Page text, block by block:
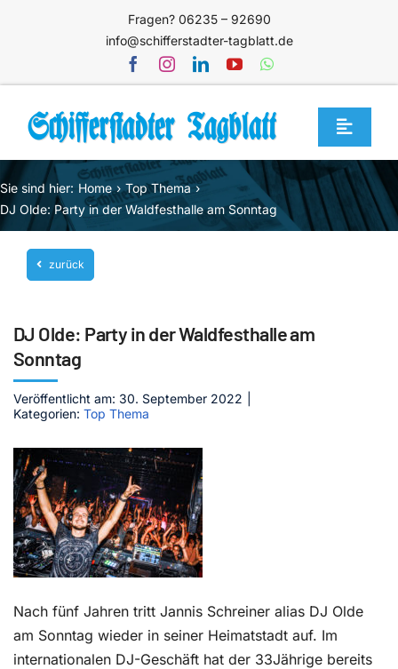
Fragen? 06235 – 92690
info@schifferstadter-tagblatt.de
Toggle
Home
Themen
Blog
Unternehmen
Mediathek
Jetzt abonnieren
Sie sind hier: Home
Top Thema
DJ Olde: Party in der Waldfesthalle am Sonntag
zurück
DJ Olde: Party in der Waldfesthalle am
Sonntag
Veröffentlicht am: 30. September 2022
Kategorien: Top Thema
Nach fünf Jahren tritt Jannis Schreiner alias DJ Olde
am Sonntag wieder in seiner Heimatstadt auf. Im
internationalen DJ-Geschäft hat der 33Jährige bereits